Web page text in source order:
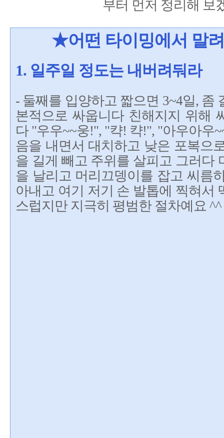
부터 먼저 정리해 보
★어떤 타이밍에서 말
1. 일주일 정도는 내버려둬라
- 둘째를 입양하고 짧으면 3~4일, 좀
본적으로 싸웁니다 친해지지 위해
다 "우우~~웅!", "캭! 캭!", "아우아우
음을 내면서 대치하고 낮은 포복으
을 길게 빼고 주위를 살피고 그러다
을 날리고 머리끄뎅이를 잡고 씨름
아내고 여기 저기 손 발톱에 찍혀서
스럽지만 지극히 평범한 절차예요 ^^